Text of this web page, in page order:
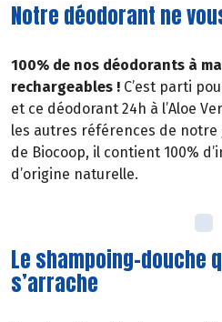
Notre déodorant ne
100% de nos déodorants à
rechargeables ! C’est parti
et ce déodorant 24h à l’Aloe
les autres références de notre
de Biocoop, il contient 100%
d’origine naturelle.
Le shampoing-douche
s’arrache